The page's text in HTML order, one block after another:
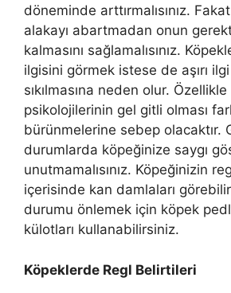
döneminde arttırmalısınız.
alakayı abartmadan onun
kalmasını sağlamalısınız.
ilgisini görmek istese de aşırı
sıkılmasına neden olur.
psikolojilerinin gel gitli olması
bürünmelerine sebep olacaktır.
durumlarda köpeğinize saygı
unutmamalısınız. Köpeğinizin
içerisinde kan damlaları
durumu önlemek için köpek
külotları kullanabilirsiniz.
Köpeklerde Regl Belirtileri